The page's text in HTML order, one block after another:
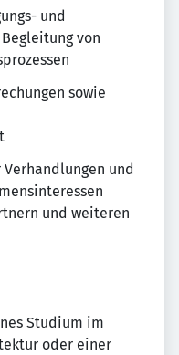
und
von
sowie
und
und weiteren
Studium im
oder einer